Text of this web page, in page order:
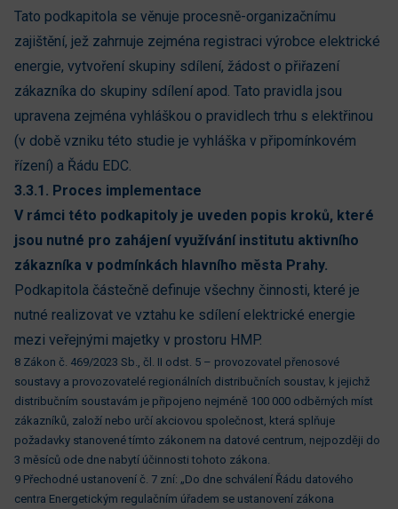
Tato podkapitola se věnuje procesně-organizačnímu
zajištění, jež zahrnuje zejména registraci výrobce elektrické
energie, vytvoření skupiny sdílení, žádost o přiřazení
zákazníka do skupiny sdílení apod. Tato pravidla jsou
upravena zejména vyhláškou o pravidlech trhu s elektřinou
(v době vzniku této studie je vyhláška v připomínkovém
řízení) a Řádu EDC.
3.3.1. Proces implementace
V rámci této podkapitoly je uveden popis kroků, které
jsou nutné pro zahájení využívání institutu aktivního
zákazníka v podmínkách hlavního města Prahy.
Podkapitola částečně definuje všechny činnosti, které je
nutné realizovat ve vztahu ke sdílení elektrické energie
mezi veřejnými majetky v prostoru HMP.
8 Zákon č. 469/2023 Sb., čl. II odst. 5 – provozovatel přenosové
soustavy a provozovatelé regionálních distribučních soustav, k jejichž
distribučním soustavám je připojeno nejméně 100 000 odběrných míst
zákazníků, založí nebo určí akciovou společnost, která splňuje
požadavky stanovené tímto zákonem na datové centrum, nejpozději do
3 měsíců ode dne nabytí účinnosti tohoto zákona.
9 Přechodné ustanovení č. 7 zní: „Do dne schválení Řádu datového
centra Energetickým regulačním úřadem se ustanovení zákona